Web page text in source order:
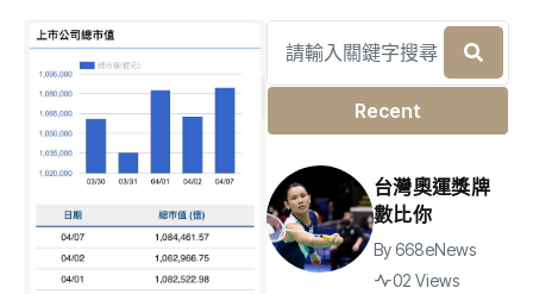
Recent
台灣奧運獎牌
數比你
By668eNews
02 Views